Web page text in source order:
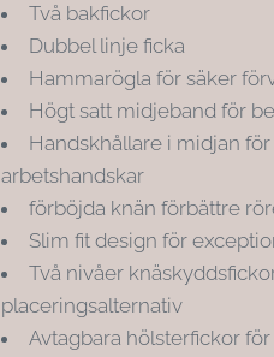
Två bakfickor
Dubbel linje ficka
Hammarögla för säker
Högt satt midjeband för
Handskhållare i midjan
arbetshandskar
förböjda knän förbättre
Slim fit design för
Två nivåer
placeringsalternativ
Avtagbara hölsterfickor